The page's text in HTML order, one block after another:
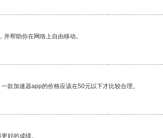
帮助你在网络上自由移动。
款加速器app的价格应该在50元以下才比较合理。
好的成绩。